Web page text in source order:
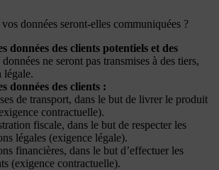
données seront-elles communiquées ?
données des clients potentiels et des
données ne seront pas transmises à des tiers,
légale.
données des clients :
de transport, dans le but de livrer le produit
contractuelle).
fiscale, dans le but de respecter les
légales (exigence légale).
financières, dans le but d’effectuer les
(exigence contractuelle).